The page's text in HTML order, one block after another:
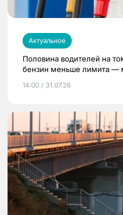
Актуальное
Половина водителей на
бензин меньше лимита —
14:00 / 31.07.26